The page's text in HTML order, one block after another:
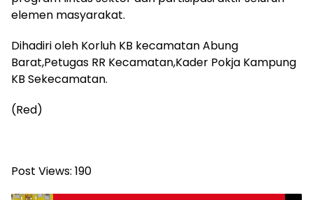
elemen masyarakat.
‎Dihadiri oleh Korluh KB kecamatan Abung
Barat,Petugas RR Kecamatan,Kader Pokja Kampung
KB Sekecamatan.
(Red)
Post Views: 190